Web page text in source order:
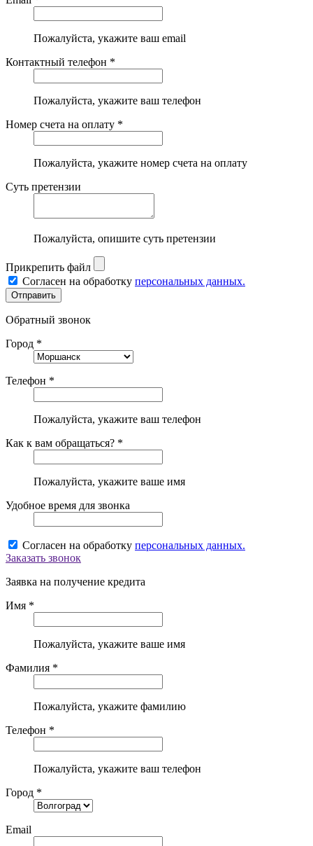
Пожалуйста, укажите ваш email
Контактный телефон *
Пожалуйста, укажите ваш телефон
Номер счета на оплату *
Пожалуйста, укажите номер счета на оплату
Суть претензии
Пожалуйста, опишите суть претензии
Прикрепить файл
Согласен на обработку персональных данных.
Обратный звонок
Город *
Телефон *
Пожалуйста, укажите ваш телефон
Как к вам обращаться? *
Пожалуйста, укажите ваше имя
Удобное время для звонка
Согласен на обработку персональных данных.
Заказать звонок
Заявка на получение кредита
Имя *
Пожалуйста, укажите ваше имя
Фамилия *
Пожалуйста, укажите фамилию
Телефон *
Пожалуйста, укажите ваш телефон
Город *
Email